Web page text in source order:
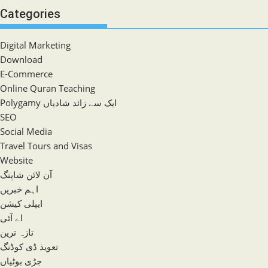
Categories
Digital Marketing
Download
E-Commerce
Online Quran Teaching
Polygamy ایک سے زائد شادیاں
SEO
Social Media
Travel Tours and Visas
Website
آن لائن شاپنگ
اہم خبریں
ایپلی کیشن
اے آئی
تازہ ترین
تعویذ ڈی کوڈنگ
جڑی بوٹیاں